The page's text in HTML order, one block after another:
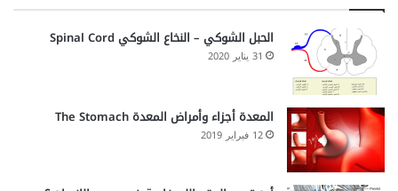
الحبل الشوكي – النخاع الشوكي Spinal Cord
31 يناير 2020
المعدة أجزاء وأمراض المعدة The Stomach
12 فبراير 2019